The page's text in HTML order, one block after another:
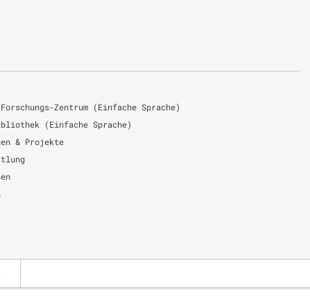
Zentrum (Einfache Sprache)
(Einfache Sprache)
& Projekte